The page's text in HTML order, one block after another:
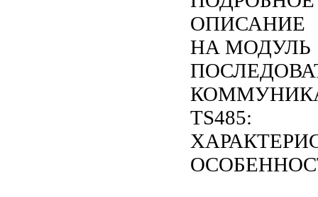
ОПИСАНИЕ
НА МОДУЛЬ
TS485: